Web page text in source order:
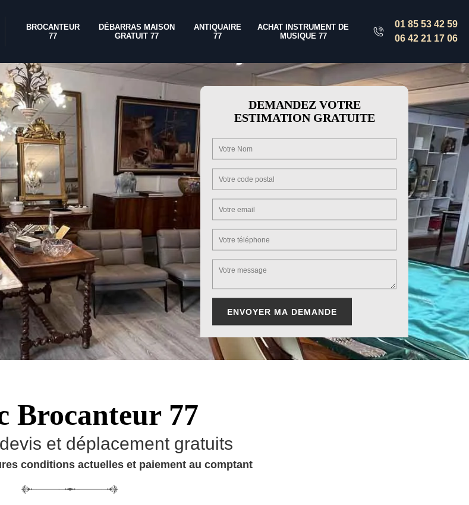
BROCANTEUR
77
DÉBARRAS MAISON
GRATUIT 77
ANTIQUAIRE
77
ACHAT INSTRUMENT DE
MUSIQUE 77
01 85 53 42 59
06 42 21 17 06
DEMANDEZ VOTRE
ESTIMATION GRATUITE
Brocanteur 77
et déplacement gratuits
conditions actuelles et paiement au comptant